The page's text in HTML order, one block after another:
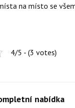
na místo se
4/5 - (3 votes)
nabídka